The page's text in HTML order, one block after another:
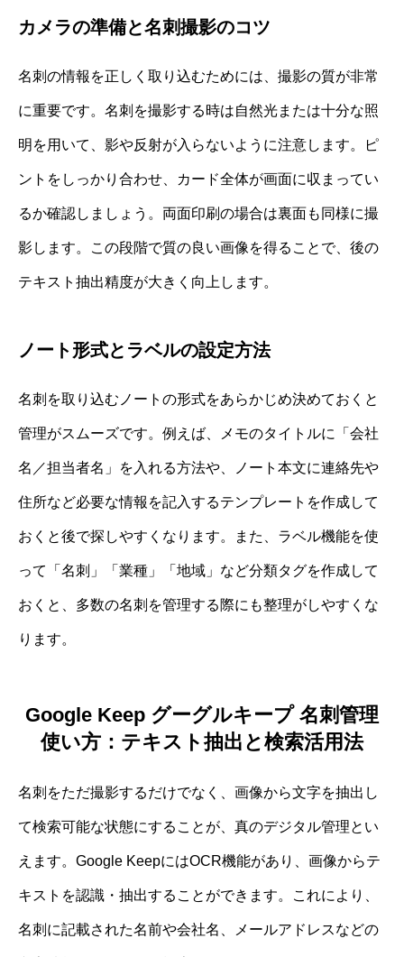
カメラの準備と名刺撮影のコツ
名刺の情報を正しく取り込むためには、撮影の質が非常
に重要です。名刺を撮影する時は自然光または十分な照
明を用いて、影や反射が入らないように注意します。ピ
ントをしっかり合わせ、カード全体が画面に収まってい
るか確認しましょう。両面印刷の場合は裏面も同様に撮
影します。この段階で質の良い画像を得ることで、後の
テキスト抽出精度が大きく向上します。
ノート形式とラベルの設定方法
名刺を取り込むノートの形式をあらかじめ決めておくと
管理がスムーズです。例えば、メモのタイトルに「会社
名／担当者名」を入れる方法や、ノート本文に連絡先や
住所など必要な情報を記入するテンプレートを作成して
おくと後で探しやすくなります。また、ラベル機能を使
って「名刺」「業種」「地域」など分類タグを作成して
おくと、多数の名刺を管理する際にも整理がしやすくな
ります。
Google Keep グーグルキープ 名刺管理
使い方：テキスト抽出と検索活用法
名刺をただ撮影するだけでなく、画像から文字を抽出し
て検索可能な状態にすることが、真のデジタル管理とい
えます。Google KeepにはOCR機能があり、画像からテ
キストを認識・抽出することができます。これにより、
名刺に記載された名前や会社名、メールアドレスなどの